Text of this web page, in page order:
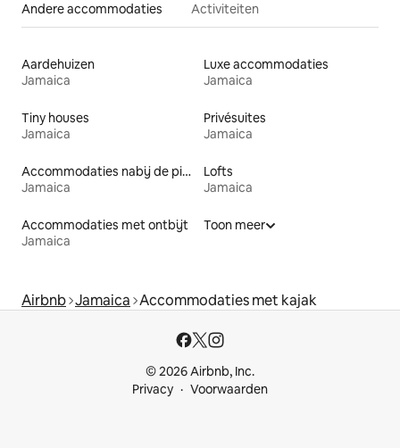
Andere accommodaties Activiteiten
Aardehuizen
Jamaica
Luxe accommodaties
Jamaica
Tiny houses
Jamaica
Privésuites
Jamaica
Accommodaties nabij de piste
Jamaica
Lofts
Jamaica
Accommodaties met ontbijt
Jamaica
Toon meer
Airbnb Jamaica Accommodaties met kajak
© 2026 Airbnb, Inc.
Privacy
Voorwaarden